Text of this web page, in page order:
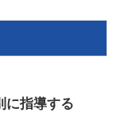
に指導する